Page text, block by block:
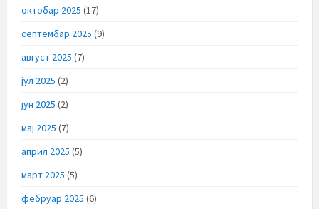
октобар 2025 (17)
септембар 2025 (9)
август 2025 (7)
јул 2025 (2)
јун 2025 (2)
мај 2025 (7)
април 2025 (5)
март 2025 (5)
фебруар 2025 (6)